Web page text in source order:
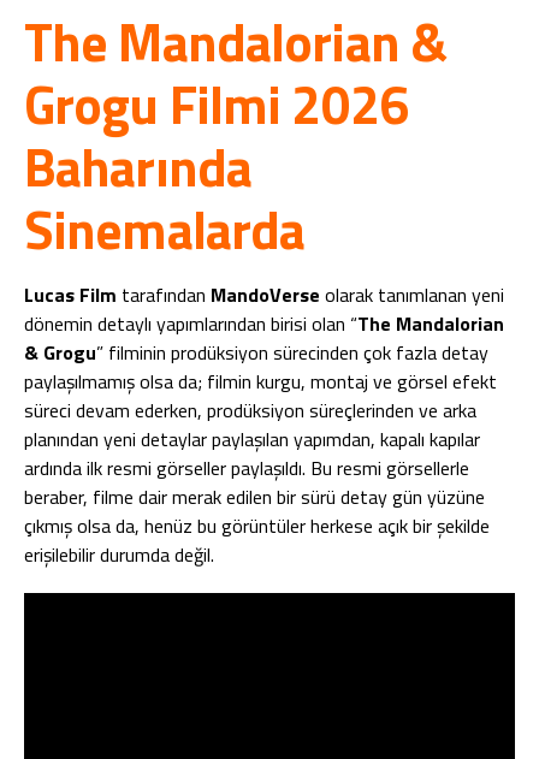
The Mandalorian &
Grogu Filmi 2026
Baharında
Sinemalarda
Lucas Film tarafından MandoVerse olarak tanımlanan yeni
dönemin detaylı yapımlarından birisi olan “The Mandalorian
& Grogu” filminin prodüksiyon sürecinden çok fazla detay
paylaşılmamış olsa da; filmin kurgu, montaj ve görsel efekt
süreci devam ederken, prodüksiyon süreçlerinden ve arka
planından yeni detaylar paylaşılan yapımdan, kapalı kapılar
ardında ilk resmi görseller paylaşıldı. Bu resmi görsellerle
beraber, filme dair merak edilen bir sürü detay gün yüzüne
çıkmış olsa da, henüz bu görüntüler herkese açık bir şekilde
erişilebilir durumda değil.